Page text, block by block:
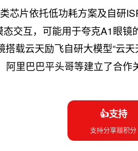
芯片依托低功耗方案及自研
交互，可能用于夸克A1眼镜
搭载云天励飞自研大模型“云
里巴巴平头哥等建立了合作
👍支持
支持分享赚积分